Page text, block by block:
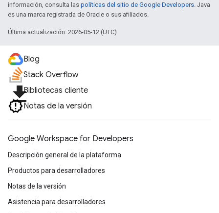
información, consulta las políticas del sitio de Google Developers. Java
es una marca registrada de Oracle o sus afiliados.
Última actualización: 2026-05-12 (UTC)
Blog
Stack Overflow
file_downloadBibliotecas cliente
Notas de la versión
Google Workspace for Developers
Descripción general de la plataforma
Productos para desarrolladores
Notas de la versión
Asistencia para desarrolladores